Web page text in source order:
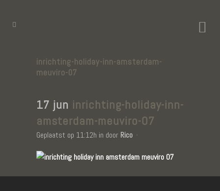
inrichting-holiday-inn-amsterdam-
meuviro-07
17 jun inrichting-holiday-inn-
amsterdam-meuviro-07
Geplaatst op 11:12h in door Rico